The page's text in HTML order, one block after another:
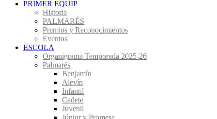
PRIMER EQUIP
Historia
PALMARÉS
Premios y Reconocimientos
Eventos
ESCOLA
Organigrama Temporada 2025-26
Palmarés
Benjamín
Alevín
Infantil
Cadete
Juvenil
Júnior y Promesa